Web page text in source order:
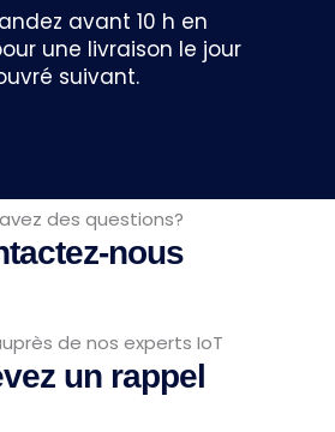
avant 10 h en
une livraison le jour
suivant.
de nos experts IoT
un rappel
des questions?
nous